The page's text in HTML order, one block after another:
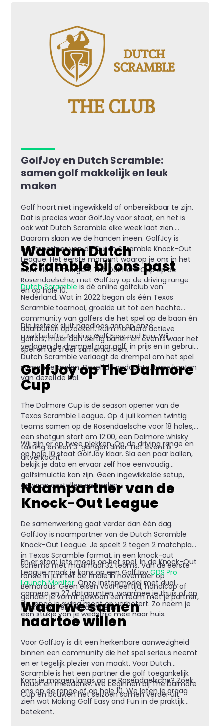
GolfJoy en Dutch Scramble:
samen golf makkelijk en leuk
maken
Golf hoort niet ingewikkeld of onbereikbaar te zijn.
Dat is precies waar GolfJoy voor staat, en het is
ook wat Dutch Scramble elke week laat zien.
Daarom slaan we de handen ineen. GolfJoy is
naampartner van de Dutch Scramble Knock-Out
League. Het eerste moment waarop je ons in het
echt ziet, is morgen: The Dalmore Cup op de
Rosendaelsche, met GolfJoy op de driving range
en op hole 10.
Waarom Dutch
Scramble bij ons past
Dutch Scramble is dé online golfclub van
Nederland. Wat in 2022 begon als één Texas
Scramble toernooi, groeide uit tot een hechte
community van golfers die het spel op de baan én
daarbuiten opzoeken. Ruim honderd actieve
golfers, meer dan dertig banen en events waar het
spel en de sfeer samenkomen.
Die insteek sluit naadloos aan op onze
merkbelofte: Making Golf Easy and Fun. Wij
verlagen de drempel naar golf, in prijs en in gebruik.
Dutch Scramble verlaagt de drempel om het spel
samen te spelen. Dezelfde gedachte, twee kanten
van dezelfde bal.
GolfJoy op The Dalmore
Cup
The Dalmore Cup is de season opener van de
Texas Scramble League. Op 4 juli komen twintig
teams samen op de Rosendaelsche voor 18 holes,
een shotgun start om 12:00, een Dalmore whisky
tasting en een 3-gangen diner. Het event is
uitverkocht.
Wij zijn er op twee plekken. Op de driving range en
op hole 10 staat GolfJoy klaar. Sla een paar ballen,
bekijk je data en ervaar zelf hoe eenvoudig
golfsimulatie kan zijn. Geen ingewikkelde setup,
gewoon opstellen en spelen.
Naampartner van de
Knock-Out League
De samenwerking gaat verder dan één dag.
GolfJoy is naampartner van de Dutch Scramble
Knock-Out League. Je speelt 2 tegen 2 matchplay
in Texas Scramble format, in een knock-out
schema met maximaal 32 teams. Van de eerste
ronde in juni tot de finale in november op
Bernardus. Geen eisen voor leeftijd, handicap of
gender: je vormt gewoon een team met je partner,
familie of een goede vriend.
En er staat iets moois op het spel. In de Knock-Out
League maak je kans op een GolfJoyGDS Pro
Launch Monitor. Onze instapmodel met dual
camera en 27 datapunten, waarmee je thuis of op
de range je swing meet en verbetert. Zo neem je
een stukje van je wedstrijd mee naar huis.
Waar we samen
naartoe willen
Voor GolfJoy is dit een herkenbare aanwezigheid
binnen een community die het spel serieus neemt
en er tegelijk plezier van maakt. Voor Dutch
Scramble is het een partner die golf toegankelijk
houdt en meedenkt. We beginnen bij The Dalmore
Cup en bouwen het seizoen samen verder uit.
Kom je morgen langs op de Rosendaelsche? Zoek
ons op de range of op hole 10. We laten je graag
zien wat Making Golf Easy and Fun in de praktijk
betekent.